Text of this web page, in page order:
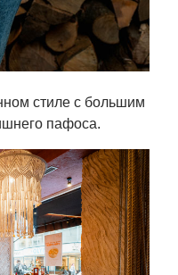
стиле с большим
пафоса.